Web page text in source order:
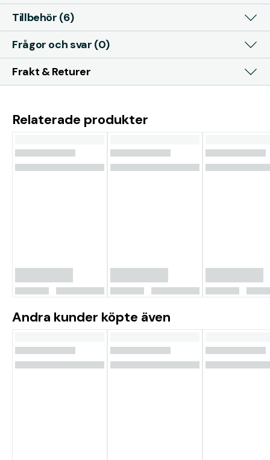
Tillbehör (6)
Frågor och svar (0)
Frakt & Returer
Relaterade produkter
Andra kunder köpte även